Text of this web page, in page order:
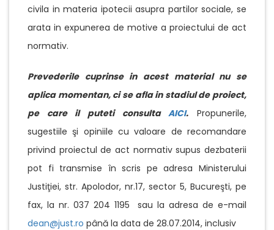
civila in materia ipotecii asupra partilor sociale, se
arata in expunerea de motive a proiectului de act
normativ.
Prevederile cuprinse in acest material nu se
aplica momentan, ci se afla in stadiul de proiect,
pe care il puteti consultaAICI. Propunerile,
sugestiile şi opiniile cu valoare de recomandare
privind proiectul de act normativ supus dezbaterii
pot fi transmise în scris pe adresa Ministerului
Justiţiei, str. Apolodor, nr.17, sector 5, Bucureşti, pe
fax, la nr. 037 204 1195 sau la adresa de e-mail
dean@just.ro până la data de 28.07.2014, inclusiv